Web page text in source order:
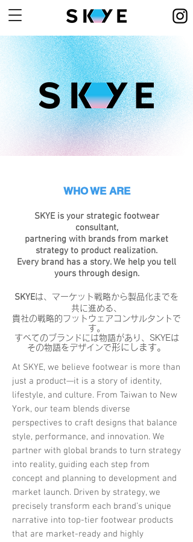
WHO WE ARE
SKYE is your strategic footwear
consultant,
partnering with brands from market
strategy to product realization.
Every brand has a story. We help you tell
yours through design.
SKYEは、マーケット戦略から製品化までを
共に進める、
貴社の戦略的フットウェアコンサルタントで
す。
​すべてのブランドには物語があり、SKYEは
その物語をデザインで​形にします。
At SKYE, we believe footwear is more than
just a product—it is a story of identity,
lifestyle, and culture. From Taiwan to New
York, our team blends diverse
perspectives to craft designs that balance
style, performance, and innovation. We
partner with global brands to turn strategy
into reality, guiding each step from
concept and planning to development and
market launch. Driven by strategy, we
precisely transform each brand’s unique
narrative into top-tier footwear products
that are market-ready and highly